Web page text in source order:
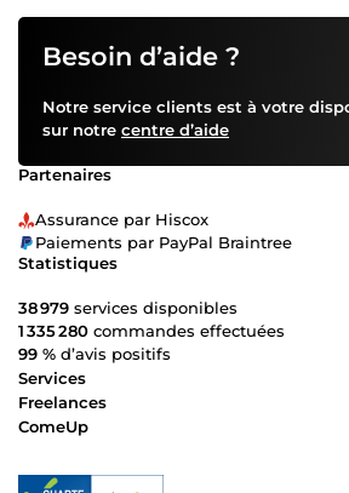
Besoin d’aide ?
Notre service clients est à votre
sur notre centre d’aide
Partenaires
Assurance par Hiscox
Paiements par PayPal Braintree
Statistiques
38 979 services disponibles
1 335 280 commandes effectuées
99 % d’avis positifs
Services
Freelances
ComeUp